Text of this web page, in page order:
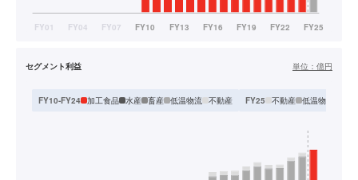
セグメント利益 単位： 億円
FY10-FY24 加工食品 水産 畜産 低温物流 不動産 FY25 不動産 低温物流